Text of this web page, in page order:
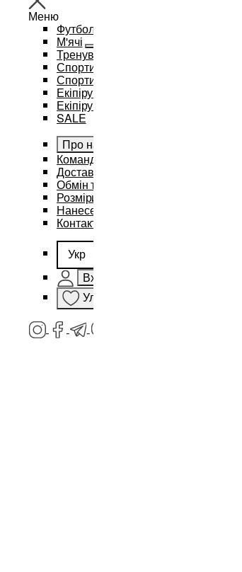
Меню
Футбол
М'ячі
Тренувальний інвентар та аксесуари
Спортивний одяг
Спортивні рюкзаки та сумки
Екіпірування для баскетболу
Екіпірування для єдиноборств
SALE
Про нас
Командам
Доставка і оплата
Обмін та повернення
Розміри
Нанесення бренду
Контакти
Укр
Вхід
Улюблене